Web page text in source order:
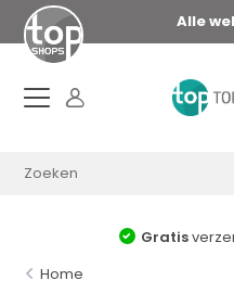
Alle
Gratis
Home